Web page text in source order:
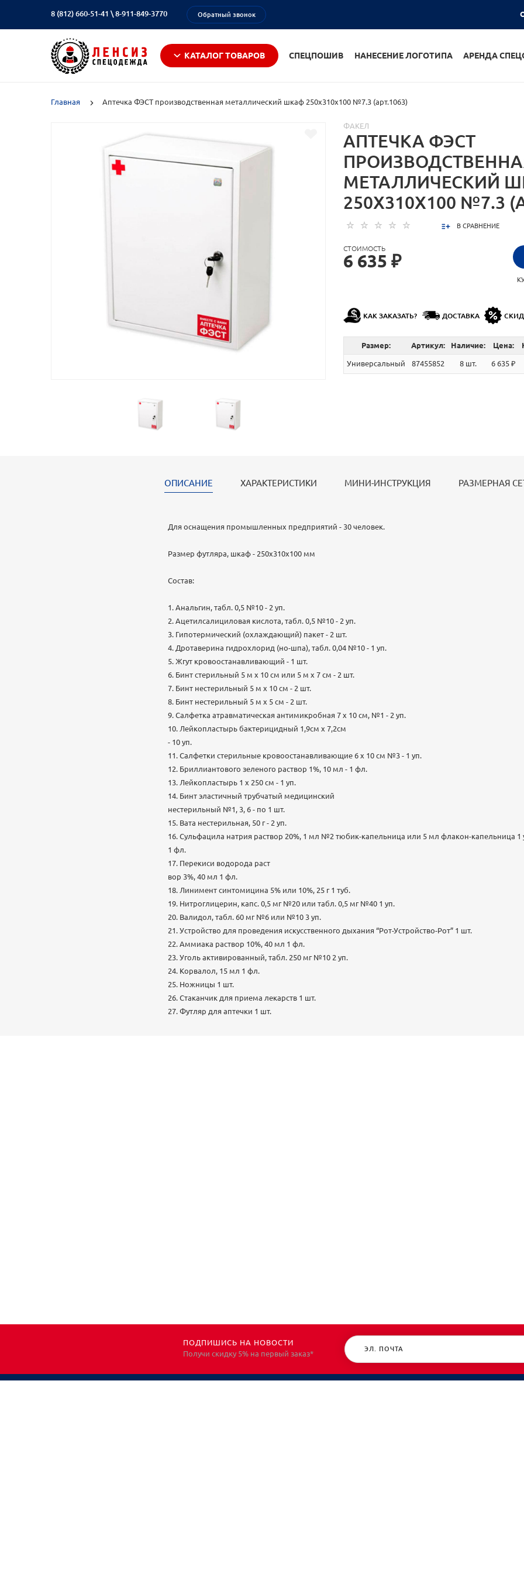
8 (812) 660-51-41 \ 8-911-849-3770 Обратный звонок
КАТАЛОГ ТОВАРОВ СПЕЦПОШИВ НАНЕСЕНИЕ ЛОГОТИПА АРЕНДА
Главная Аптечка ФЭСТ производственная металлический шкаф 250х310х100 №7.3 (арт.1063)
ФАКЕЛ
АПТЕЧКА ФЭСТ
МЕТАЛЛИЧЕСКИЙ
250Х310Х100 №7.3
В СРАВНЕНИЕ
СТОИМОСТЬ
6 635 ₽
КАК ЗАКАЗАТЬ? ДОСТАВКА
Размер: Артикул: Наличие: Цена:
Универсальный 87455852 8 шт. 6 635 ₽
ОПИСАНИЕ ХАРАКТЕРИСТИКИ МИНИ-ИНСТРУКЦИЯ РАЗМЕРНАЯ
Для оснащения промышленных предприятий - 30 человек.
Размер футляра, шкаф - 250х310х100 мм
Состав:
1. Анальгин, табл. 0,5 №10 - 2 уп.
2. Ацетилсалициловая кислота, табл. 0,5 №10 - 2 уп.
3. Гипотермический (охлаждающий) пакет - 2 шт.
4. Дротаверина гидрохлорид (но-шпа), табл. 0,04 №10 - 1 уп.
5. Жгут кровоостанавливающий - 1 шт.
6. Бинт стерильный 5 м х 10 см или 5 м х 7 см - 2 шт.
7. Бинт нестерильный 5 м х 10 см - 2 шт.
8. Бинт нестерильный 5 м х 5 см - 2 шт.
9. Салфетка атравматическая антимикробная 7 х 10 см, №1 - 2 уп.
10. Лейкопластырь бактерицидный 1,9см x 7,2см
- 10 уп.
11. Салфетки стерильные кровоостанавливающие 6 х 10 см №3 - 1 уп.
12. Бриллиантового зеленого раствор 1%, 10 мл - 1 фл.
13. Лейкопластырь 1 х 250 см - 1 уп.
14. Бинт эластичный трубчатый медицинский
нестерильный №1, 3, 6 - по 1 шт.
15. Вата нестерильная, 50 г - 2 уп.
16. Сульфацила натрия раствор 20%, 1 мл №2 тюбик-капельница или 5 мл флакон-капельница 1
1 фл.
17. Перекиси водорода раст
вор 3%, 40 мл 1 фл.
18. Линимент синтомицина 5% или 10%, 25 г 1 туб.
19. Нитроглицерин, капс. 0,5 мг №20 или табл. 0,5 мг №40 1 уп.
20. Валидол, табл. 60 мг №6 или №10 3 уп.
21. Устройство для проведения искусственного дыхания “Рот-Устройство-Рот” 1 шт.
22. Аммиака раствор 10%, 40 мл 1 фл.
23. Уголь активированный, табл. 250 мг №10 2 уп.
24. Корвалол, 15 мл 1 фл.
25. Ножницы 1 шт.
26. Стаканчик для приема лекарств 1 шт.
27. Футляр для аптечки 1 шт.
ПОДПИШИСЬ НА НОВОСТИ
Получи скидку 5% на первый заказ*